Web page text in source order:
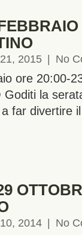
2015 No
ore 20:00-
Goditi la
far divertire
2014 No